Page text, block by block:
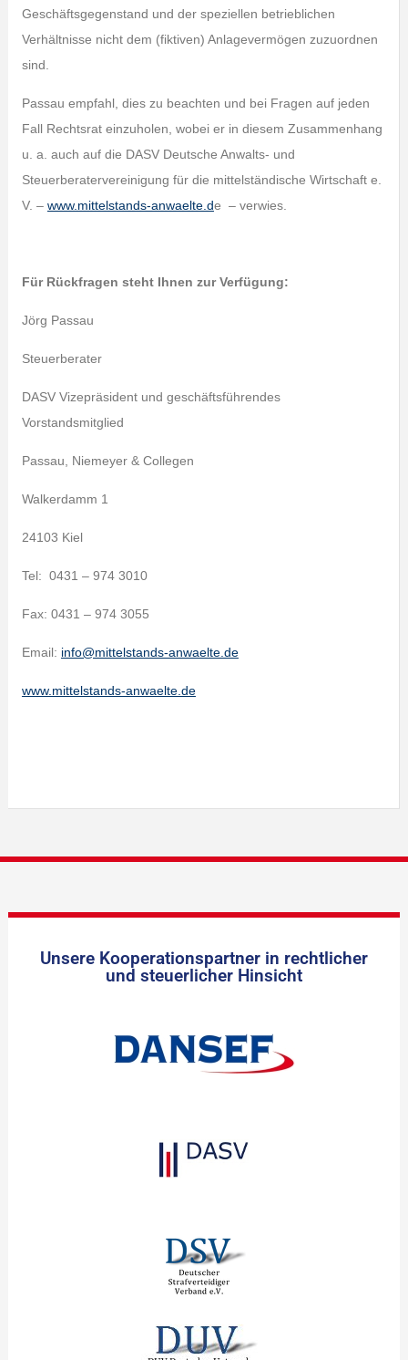
Geschäftsgegenstand und der speziellen betrieblichen
Verhältnisse nicht dem (fiktiven) Anlagevermögen zuzuordnen
sind.
Passau empfahl, dies zu beachten und bei Fragen auf jeden
Fall Rechtsrat einzuholen, wobei er in diesem Zusammenhang
u. a. auch auf die DASV Deutsche Anwalts- und
Steuerberatervereinigung für die mittelständische Wirtschaft e.
V. – www.mittelstands-anwaelte.de – verwies.
Für Rückfragen steht Ihnen zur Verfügung:
Jörg Passau
Steuerberater
DASV Vizepräsident und geschäftsführendes
Vorstandsmitglied
Passau, Niemeyer & Collegen
Walkerdamm 1
24103 Kiel
Tel: 0431 – 974 3010
Fax: 0431 – 974 3055
Email: info@mittelstands-anwaelte.de
www.mittelstands-anwaelte.de
Unsere Kooperationspartner in rechtlicher
und steuerlicher Hinsicht